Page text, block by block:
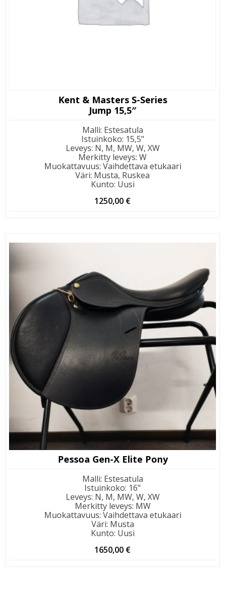
Kent & Masters S-Series
Jump 15,5″
Malli: Estesatula
Istuinkoko: 15,5"
Leveys: N, M, MW, W, XW
Merkitty leveys: W
Muokattavuus: Vaihdettava etukaari
Väri: Musta, Ruskea
Kunto: Uusi
1250,00 €
Pessoa Gen-X Elite Pony
Malli: Estesatula
Istuinkoko: 16"
Leveys: N, M, MW, W, XW
Merkitty leveys: MW
Muokattavuus: Vaihdettava etukaari
Väri: Musta
Kunto: Uusi
1650,00 €